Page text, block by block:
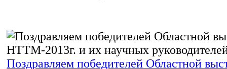
Поздравляем победителей Областной